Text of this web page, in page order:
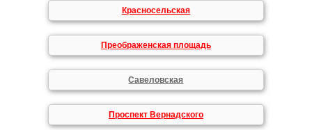
Красносельская
Преображенская площадь
Савеловская
Проспект Вернадского